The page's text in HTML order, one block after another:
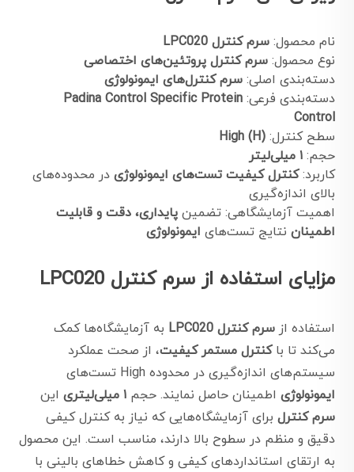
نام محصول: سرم کنترل LPC020
نوع محصول: سرم کنترل پروتئین‌های اختصاصی
دسته‌بندی اصلی: سرم کنترل‌های ایمونولوژی
دسته‌بندی فرعی: Padina Control Specific Protein
Control
سطح کنترل: High (H)
حجم: ۱ میلی‌لیتر
کاربرد:کنترل کیفیت تست‌های ایمونولوژی در محدوده‌های
بالای اندازه‌گیری
اهمیت آزمایشگاهی: تضمین پایداری، دقت و قابلیت
اطمینان نتایج تست‌های ایمونولوژی
مزایای استفاده از سرم کنترل LPC020
استفاده از سرم کنترل LPC020
به آزمایشگاه‌ها کمک
می‌کند تا باکنترل مستمر کیفیت، از صحت عملکرد
سیستم‌های اندازه‌گیری در محدوده High تست‌های
ایمونولوژی اطمینان حاصل نمایند. حجم ۱ میلی‌لیتری
این
سرم کنترل برای آزمایشگاه‌هایی که نیاز به کنترل کیفی
دقیق و منظم در سطوح بالا دارند، مناسب است. این محصول
به ارتقای استانداردهای کیفی و کاهش خطاهای بالینی با